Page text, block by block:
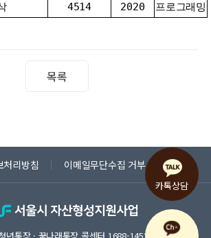
4514 2020 프로그래밍
목록
처리방침 이메일무단수집 거부